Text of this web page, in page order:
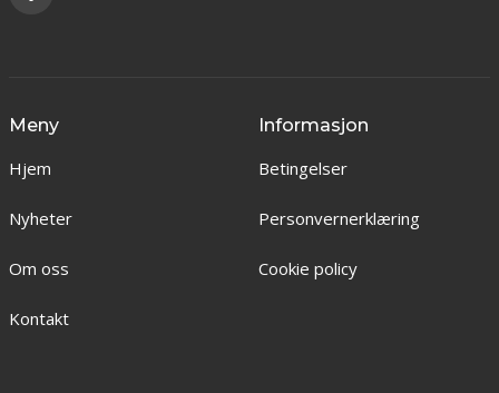
Meny
Hjem
Nyheter
Om oss
Kontakt
Informasjon
Betingelser
Personvernerklæring
Cookie policy